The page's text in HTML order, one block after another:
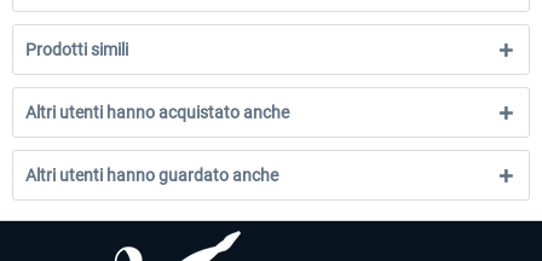
Prodotti simili
Altri utenti hanno acquistato anche
Altri utenti hanno guardato anche